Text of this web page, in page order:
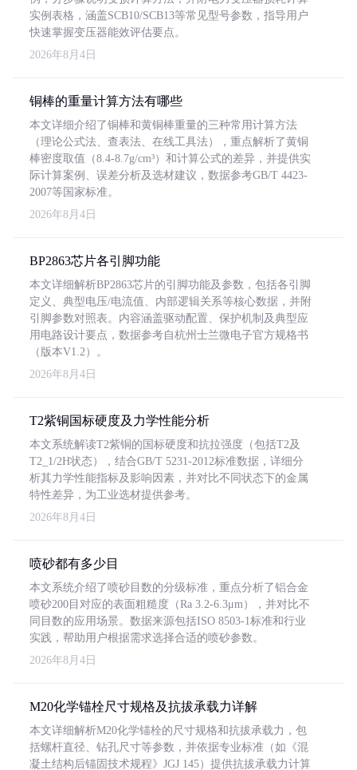
实例表格，涵盖SCB10/SCB13等常见型号参数，指导用户
快速掌握变压器能效评估要点。
2026年8月4日
铜棒的重量计算方法有哪些
本文详细介绍了铜棒和黄铜棒重量的三种常用计算方法
（理论公式法、查表法、在线工具法），重点解析了黄铜
棒密度取值（8.4-8.7g/cm³）和计算公式的差异，并提供实
际计算案例、误差分析及选材建议，数据参考GB/T 4423-
2007等国家标准。
2026年8月4日
BP2863芯片各引脚功能
本文详细解析BP2863芯片的引脚功能及参数，包括各引脚
定义、典型电压/电流值、内部逻辑关系等核心数据，并附
引脚参数对照表。内容涵盖驱动配置、保护机制及典型应
用电路设计要点，数据参考自杭州士兰微电子官方规格书
（版本V1.2）。
2026年8月4日
T2紫铜国标硬度及力学性能分析
本文系统解读T2紫铜的国标硬度和抗拉强度（包括T2及
T2_1/2H状态），结合GB/T 5231-2012标准数据，详细分
析其力学性能指标及影响因素，并对比不同状态下的金属
特性差异，为工业选材提供参考。
2026年8月4日
喷砂都有多少目
本文系统介绍了喷砂目数的分级标准，重点分析了铝合金
喷砂200目对应的表面粗糙度（Ra 3.2-6.3μm），并对比不
同目数的应用场景。数据来源包括ISO 8503-1标准和行业
实践，帮助用户根据需求选择合适的喷砂参数。
2026年8月4日
M20化学锚栓尺寸规格及抗拔承载力详解
本文详细解析M20化学锚栓的尺寸规格和抗拔承载力，包
括螺杆直径、钻孔尺寸等参数，并依据专业标准（如《混
凝土结构后锚固技术规程》JGJ 145）提供抗拔承载力计算